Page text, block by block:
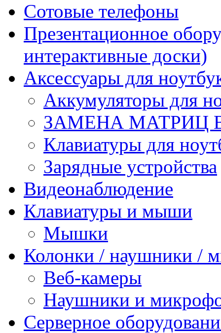
Сотовые телефоны
Презентационное
интерактивные доски)
Аксессуары для
Аккумуляторы для
ЗАМЕНА МАТРИЦ
Клавиатуры для
Зарядные устройства
Видеонаблюдение
Клавиатуры и мыши
Мышки
Колонки / наушники /
Веб-камеры
Наушники и
Серверное